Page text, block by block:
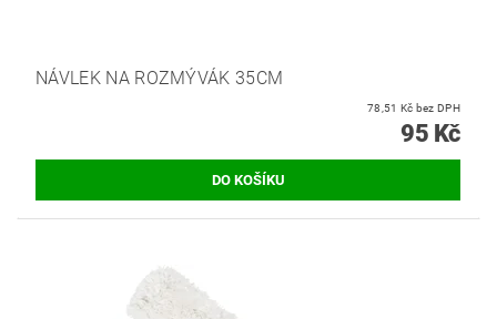
NÁVLEK NA ROZMÝVÁK 35CM
78,51 Kč bez DPH
95 Kč